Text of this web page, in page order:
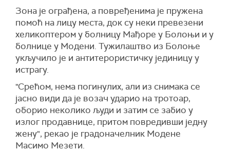
Зона је ограђена, а повређенима је пружена
помоћ на лицу места, док су неки превезени
хеликоптером у болницу Мађоре у Болоњи и у
болнице у Модени. Тужилаштво из Болоње
укључило је и антитерористичку јединицу у
истрагу.
"Срећом, нема погинулих, али из снимака се
јасно види да је возач ударио на тротоар,
оборио неколико људи и затим се забио у
излог продавнице, притом повредивши једну
жену", рекао је градоначелник Модене
Масимо Мезети.